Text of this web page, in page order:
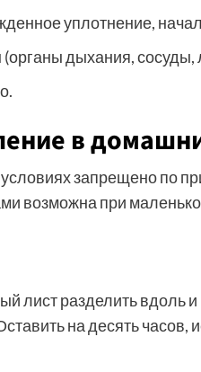
уплотнение,
дыхания,
в
запрещено по
возможна при
лист разделить вдоль
на десять